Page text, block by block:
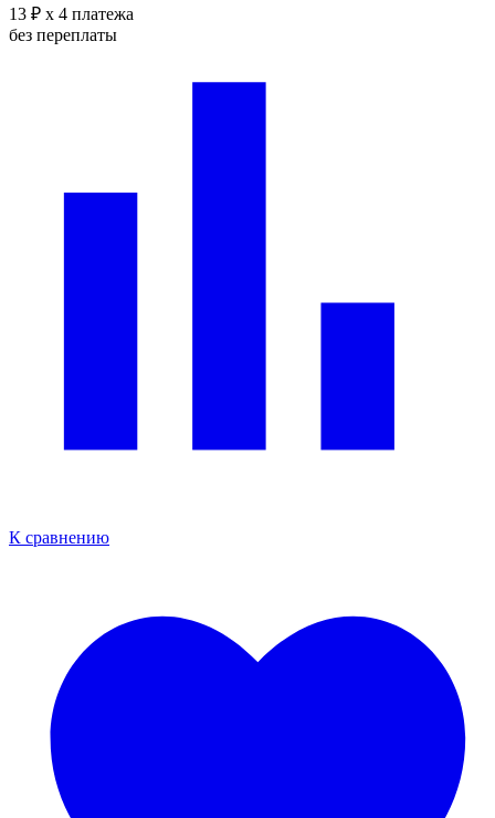
13 ₽ x 4 платежа
без переплаты
К сравнению